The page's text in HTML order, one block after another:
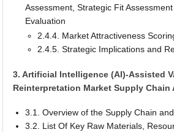
Assessment, Strategic Fit
Evaluation
2.4.4. Market Attractiveness
2.4.5. Strategic Implications and
3. Artificial Intelligence (AI)-Assisted
Reinterpretation Market Supply Chain
3.1. Overview of the Supply Chain
3.2. List Of Key Raw Materials,